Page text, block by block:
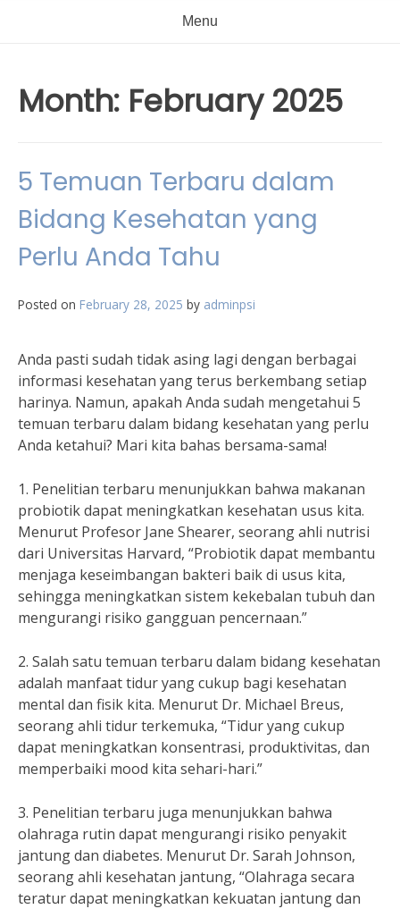
Menu
Month: February 2025
5 Temuan Terbaru dalam
Bidang Kesehatan yang
Perlu Anda Tahu
Posted on February 28, 2025 by adminpsi
Anda pasti sudah tidak asing lagi dengan berbagai
informasi kesehatan yang terus berkembang setiap
harinya. Namun, apakah Anda sudah mengetahui 5
temuan terbaru dalam bidang kesehatan yang perlu
Anda ketahui? Mari kita bahas bersama-sama!
1. Penelitian terbaru menunjukkan bahwa makanan
probiotik dapat meningkatkan kesehatan usus kita.
Menurut Profesor Jane Shearer, seorang ahli nutrisi
dari Universitas Harvard, “Probiotik dapat membantu
menjaga keseimbangan bakteri baik di usus kita,
sehingga meningkatkan sistem kekebalan tubuh dan
mengurangi risiko gangguan pencernaan.”
2. Salah satu temuan terbaru dalam bidang kesehatan
adalah manfaat tidur yang cukup bagi kesehatan
mental dan fisik kita. Menurut Dr. Michael Breus,
seorang ahli tidur terkemuka, “Tidur yang cukup
dapat meningkatkan konsentrasi, produktivitas, dan
memperbaiki mood kita sehari-hari.”
3. Penelitian terbaru juga menunjukkan bahwa
olahraga rutin dapat mengurangi risiko penyakit
jantung dan diabetes. Menurut Dr. Sarah Johnson,
seorang ahli kesehatan jantung, “Olahraga secara
teratur dapat meningkatkan kekuatan jantung dan